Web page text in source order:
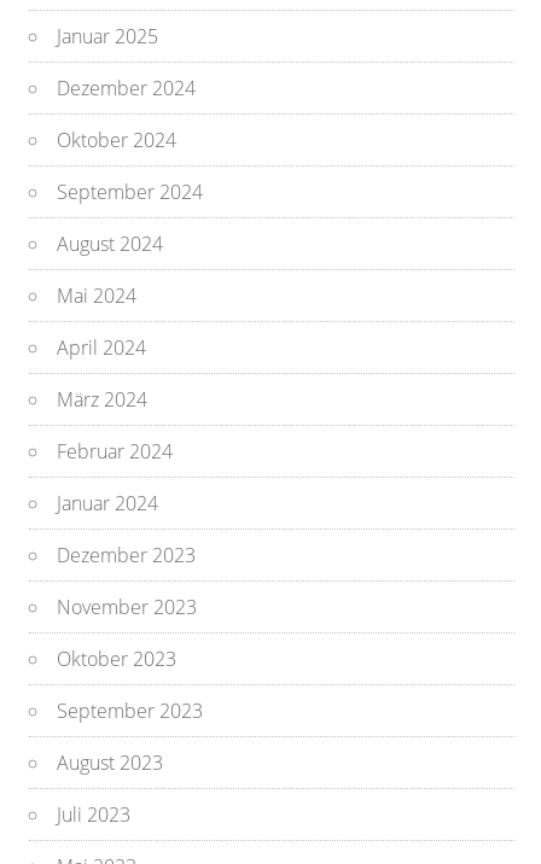
Januar 2025
Dezember 2024
Oktober 2024
September 2024
August 2024
Mai 2024
April 2024
März 2024
Februar 2024
Januar 2024
Dezember 2023
November 2023
Oktober 2023
September 2023
August 2023
Juli 2023